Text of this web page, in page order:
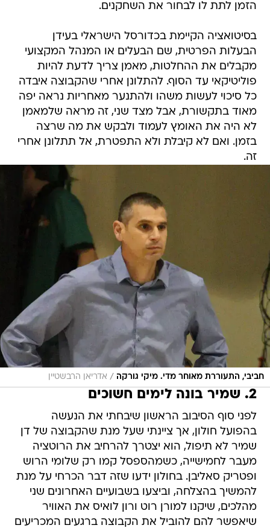
הזמן לתת לו לבחור את השחקנים.
בסיטואציה הקיימת בכדורסל הישראלי בעידן
הבעלות הפרטית, שם הבעלים או המנהל המקצועי
מקבלים את ההחלטות, מאמן צריך לדעת להיות
פוליטיקאי עד הסוף. להתלונן אחרי שהקבוצה איבדה
כל סיכוי לעשות משהו ולהתנער מאחריות נראה יפה
מאוד בתקשורת, אבל מצד שני, זה מראה שלמאמן
לא היה את האומץ לעמוד ולבקש את מה שרצה
בזמן. ואם לא קיבלת ולא התפטרת, אל תתלונן אחרי
זה.
חביבי, התעוררת מאוחר מדי. מיקי גורקה / אדריאן הרבשטיין
2. שמיר בונה לימים חשוכים
לפני סוף הסיבוב הראשון שיבחתי את הנעשה
בהפועל חולון, אך ציינתי שעל מנת שהקבוצה של דן
שמיר לא תיפול, הוא יצטרך להרחיב את הרוטציה
מעבר לחמישייה, כשמהספסל קמו רק שלומי הרוש
ופטריק סאליבן. בחולון ידעו שזה דבר הכרחי על מנת
להמשיך בהצלחה, וביצעו בשבועיים האחרונים שני
מהלכים, שיקנו למורן רוט ורון לואיס את האוויר
שיאפשר להם להוביל את הקבוצה ברגעים המכריעים